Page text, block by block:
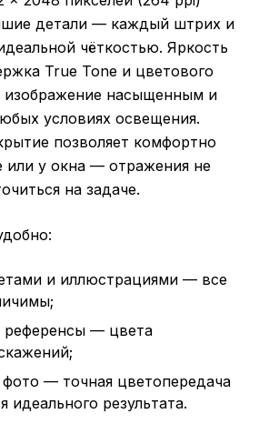
детали — каждый штрих и
чёткостью. Яркость
True Tone и цветового
изображение насыщенным и
условиях освещения.
позволяет комфортно
или у окна — отражения не
на задаче.
и иллюстрациями — все
референсы — цвета
— точная цветопередача
идеального результата.